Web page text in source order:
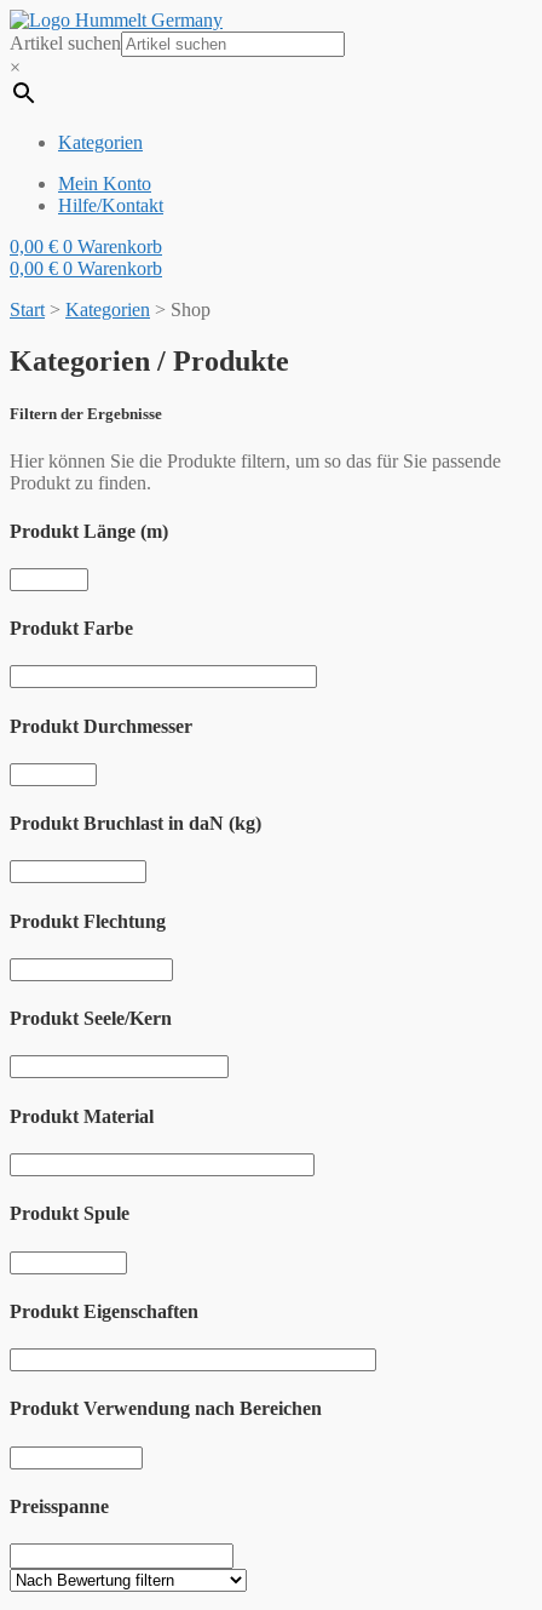
Artikel suchen
×
Kategorien
Mein Konto
Hilfe/Kontakt
0,00 € 0 Warenkorb
0,00 € 0 Warenkorb
Start > Kategorien > Shop
Kategorien / Produkte
Filtern der Ergebnisse
Hier können Sie die Produkte filtern, um so das für Sie passende
Produkt zu finden.
Produkt Länge (m)
Produkt Farbe
Produkt Durchmesser
Produkt Bruchlast in daN (kg)
Produkt Flechtung
Produkt Seele/Kern
Produkt Material
Produkt Spule
Produkt Eigenschaften
Produkt Verwendung nach Bereichen
Preisspanne